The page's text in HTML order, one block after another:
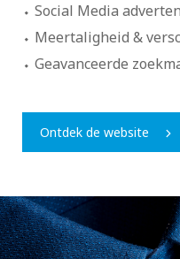
Social Media
Meertaligheid &
Geavanceerde
Ontdek de website